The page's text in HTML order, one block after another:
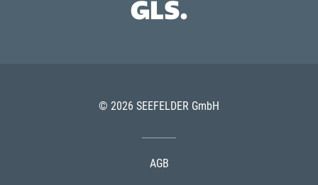
© 2026 SEEFELDER GmbH
AGB